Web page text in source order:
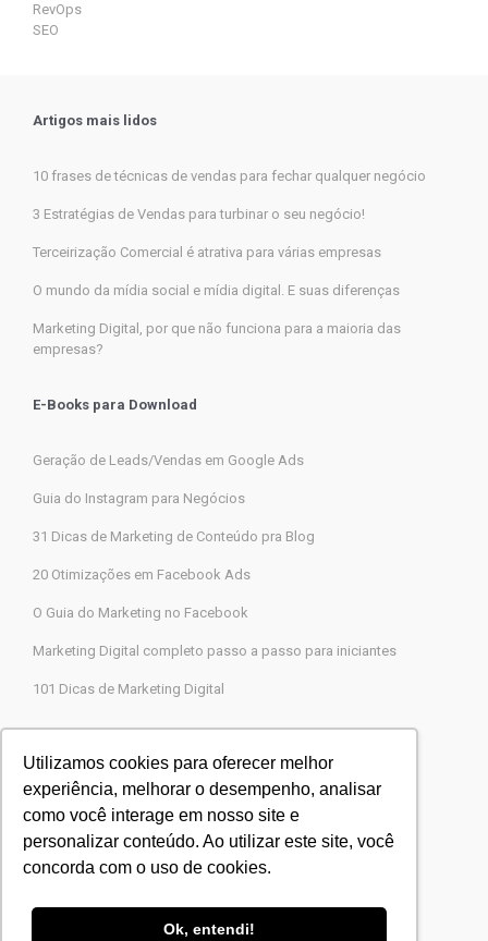
Utilizamos cookies para oferecer melhor
experiência, melhorar o desempenho, analisar
como você interage em nosso site e
personalizar conteúdo. Ao utilizar este site, você
concorda com o uso de cookies.
Ok, entendi!
RevOps
SEO
Artigos mais lidos
10 frases de técnicas de vendas para fechar qualquer negócio
3 Estratégias de Vendas para turbinar o seu negócio!
Terceirização Comercial é atrativa para várias empresas
O mundo da mídia social e mídia digital. E suas diferenças
Marketing Digital, por que não funciona para a maioria das
empresas?
E-Books para Download
Geração de Leads/Vendas em Google Ads
Guia do Instagram para Negócios
31 Dicas de Marketing de Conteúdo pra Blog
20 Otimizações em Facebook Ads
O Guia do Marketing no Facebook
Marketing Digital completo passo a passo para iniciantes
101 Dicas de Marketing Digital
Agência Legions Marketing Digital
Rua Gaspar Moreira, 22, Butantã, São Paulo-SP
CEP 05505-000